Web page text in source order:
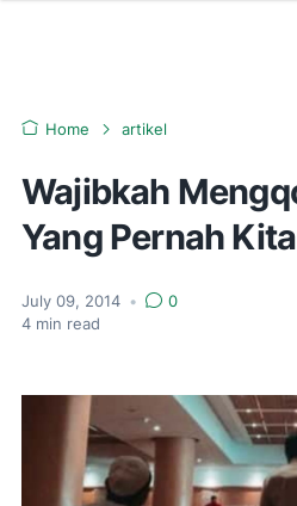
Home artikel
Wajibkah
Yang Pernah
July 09, 2014 •
0
4 min read